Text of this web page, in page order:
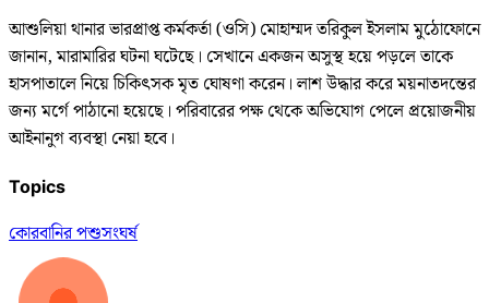
আশুলিয়া থানার ভারপ্রাপ্ত কর্মকর্তা (ওসি) মোহাম্মদ তরিকুল ইসলাম মুঠোফোনে
জানান, মারামারির ঘটনা ঘটেছে। সেখানে একজন অসুস্থ হয়ে পড়লে তাকে
হাসপাতালে নিয়ে চিকিৎসক মৃত ঘোষণা করেন। লাশ উদ্ধার করে ময়নাতদন্তের
জন্য মর্গে পাঠানো হয়েছে। পরিবারের পক্ষ থেকে অভিযোগ পেলে প্রয়োজনীয়
আইনানুগ ব্যবস্থা নেয়া হবে।
Topics
কোরবানির পশুসংঘর্ষ